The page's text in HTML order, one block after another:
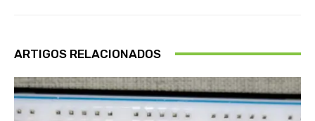
ARTIGOS RELACIONADOS